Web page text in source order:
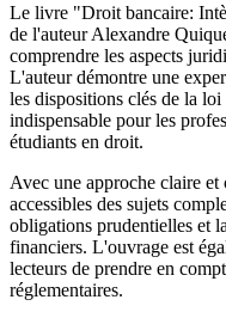
Le livre "Droit bancaire:
de l'auteur Alexandre
comprendre les aspects
L'auteur démontre une
les dispositions clés de la
indispensable pour les
étudiants en droit.
Avec une approche claire
accessibles des sujets
obligations prudentielles et
financiers. L'ouvrage est
lecteurs de prendre en
réglementaires.